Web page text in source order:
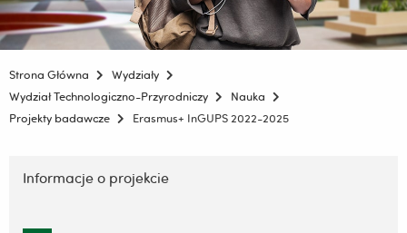
Strona Główna
Wydziały
Wydział Technologiczno-Przyrodniczy
Nauka
Projekty badawcze
Erasmus+ InGUPS 2022-2025
nawigację
Informacje o projekcie